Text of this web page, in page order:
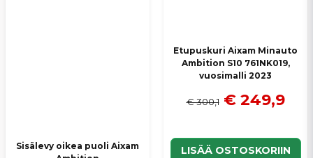
Sisälevy oikea puoli Aixam
Etupuskuri Aixam Minauto
Ambition S10 761NK019,
vuosimalli 2023
€ 300,1 € 249,9
LISÄÄ OSTOSKORIIN